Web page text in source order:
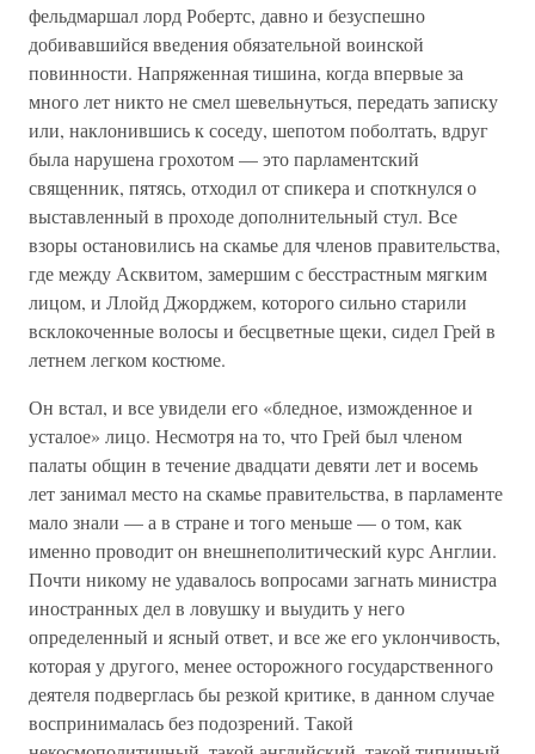
фельдмаршал лорд Робертс, давно и безуспешно
добивавшийся введения обязательной воинской
повинности. Напряженная тишина, когда впервые за
много лет никто не смел шевельнуться, передать записку
или, наклонившись к соседу, шепотом поболтать, вдруг
была нарушена грохотом — это парламентский
священник, пятясь, отходил от спикера и споткнулся о
выставленный в проходе дополнительный стул. Все
взоры остановились на скамье для членов правительства,
где между Асквитом, замершим с бесстрастным мягким
лицом, и Ллойд Джорджем, которого сильно старили
всклокоченные волосы и бесцветные щеки, сидел Грей в
летнем легком костюме.
Он встал, и все увидели его «бледное, изможденное и
усталое» лицо. Несмотря на то, что Грей был членом
палаты общин в течение двадцати девяти лет и восемь
лет занимал место на скамье правительства, в парламенте
мало знали — а в стране и того меньше — о том, как
именно проводит он внешнеполитический курс Англии.
Почти никому не удавалось вопросами загнать министра
иностранных дел в ловушку и выудить у него
определенный и ясный ответ, и все же его уклончивость,
которая у другого, менее осторожного государственного
деятеля подверглась бы резкой критике, в данном случае
воспринималась без подозрений. Такой